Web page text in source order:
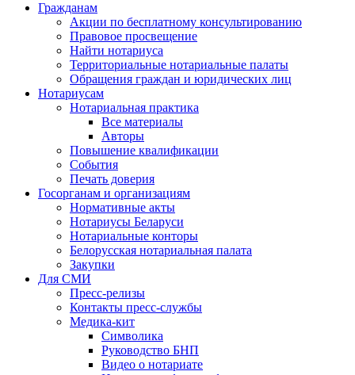
Гражданам
Акции по бесплатному консультированию
Правовое просвещение
Найти нотариуса
Территориальные нотариальные палаты
Обращения граждан и юридических лиц
Нотариусам
Нотариальная практика
Все материалы
Авторы
Повышение квалификации
События
Печать доверия
Госорганам и организациям
Нормативные акты
Нотариусы Беларуси
Нотариальные конторы
Белорусская нотариальная палата
Закупки
Для СМИ
Пресс-релизы
Контакты пресс-службы
Медика-кит
Символика
Руководство БНП
Видео о нотариате